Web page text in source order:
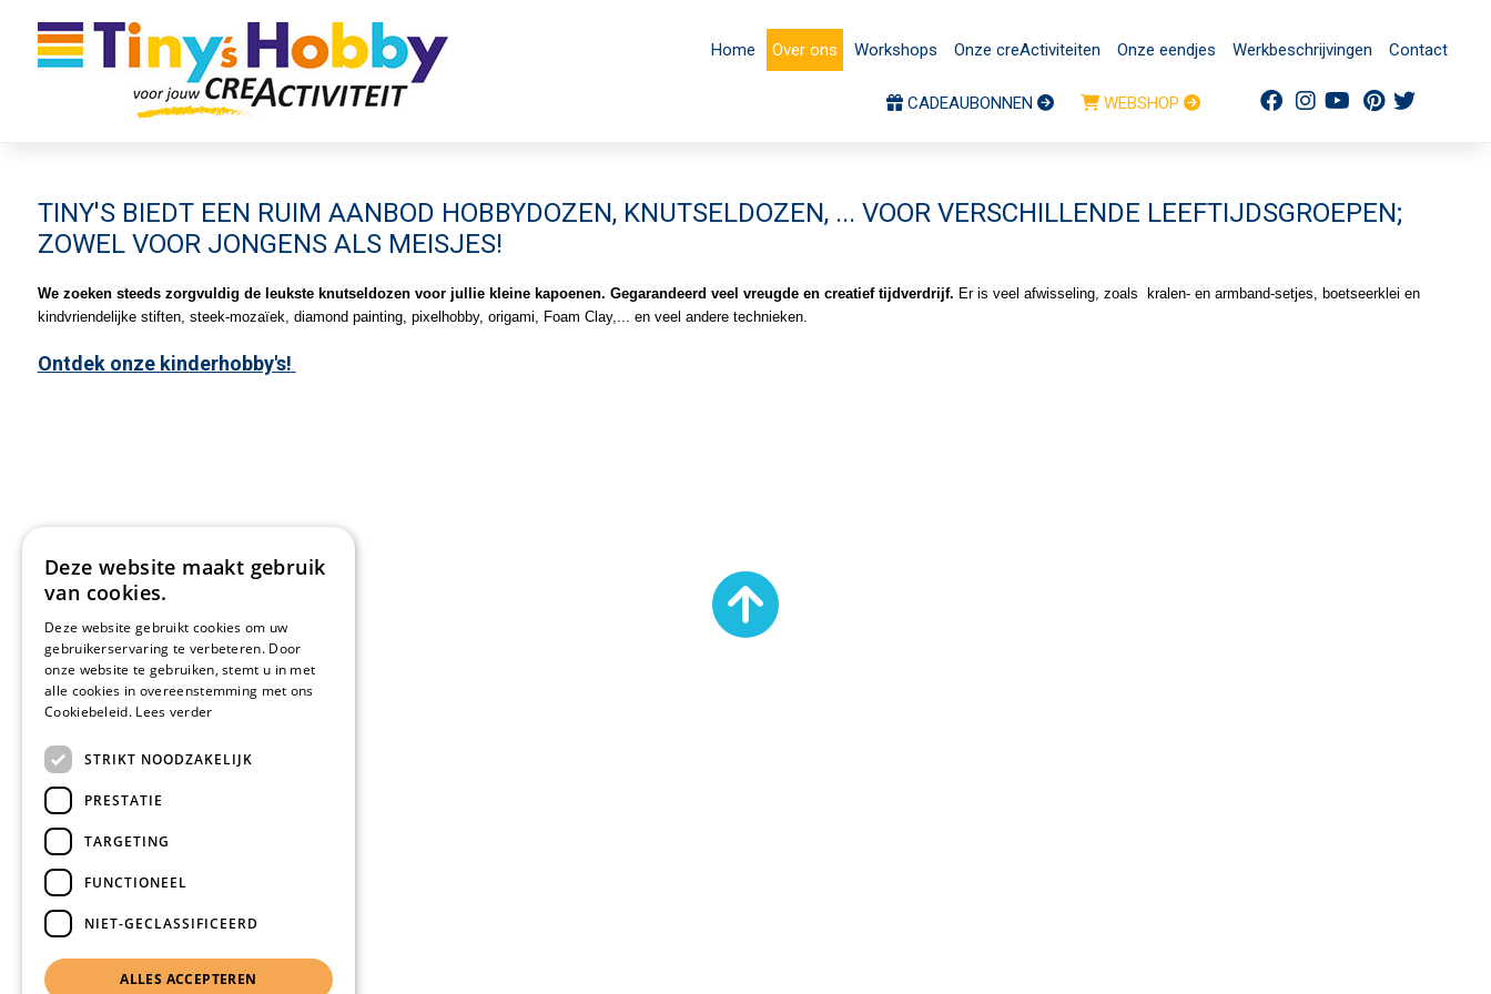
Home Over ons Workshops Onze creActiviteiten Onze eendjes Werkbeschrijvingen Contact
CADEAUBONNEN WEBSHOP
TINY'S BIEDT EEN RUIM AANBOD HOBBYDOZEN, KNUTSELDOZEN, ... VOOR VERSCHILLENDE LEEFTIJDSGROEPEN;
ZOWEL VOOR JONGENS ALS MEISJES!
We zoeken steeds zorgvuldig de leukste knutseldozen voor jullie kleine kapoenen. Gegarandeerd veel vreugde en creatief tijdverdrijf. Er is veel afwisseling, zoals kralen- en armband-setjes, boetseerklei en
kindvriendelijke stiften, steek-mozaïek, diamond painting, pixelhobby, origami, Foam Clay,... en veel andere technieken.
Ontdek onze kinderhobby's!
Deze website maakt gebruik
van cookies.
Deze website gebruikt cookies om uw
gebruikerservaring te verbeteren. Door
onze website te gebruiken, stemt u in met
alle cookies in overeenstemming met ons
Cookiebeleid. Lees verder
STRIKT NOODZAKELIJK
PRESTATIE
TARGETING
FUNCTIONEEL
NIET-GECLASSIFICEERD
ALLES ACCEPTEREN